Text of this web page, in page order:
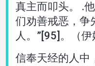
真主而叩头。 .
们劝善戒恶，争
人。”[95]。（
信奉天经的人中